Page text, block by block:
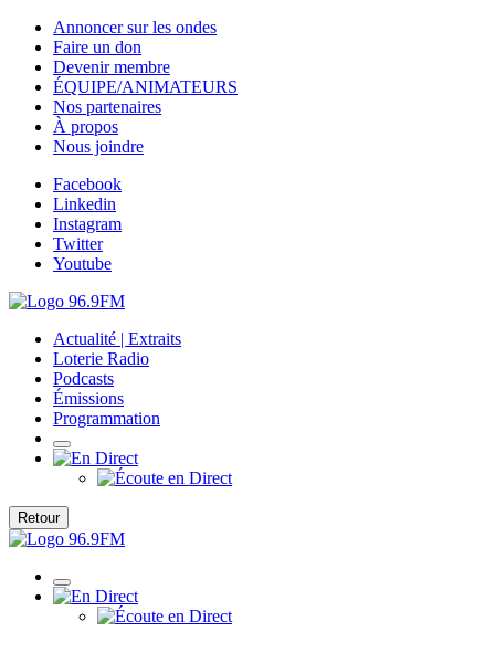
Annoncer sur les ondes
Faire un don
Devenir membre
ÉQUIPE/ANIMATEURS
Nos partenaires
À propos
Nous joindre
Facebook
Linkedin
Instagram
Twitter
Youtube
Actualité | Extraits
Loterie Radio
Podcasts
Émissions
Programmation
Retour